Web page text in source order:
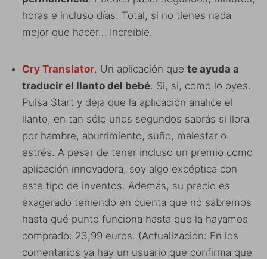
horas e incluso días. Total, si no tienes nada
mejor que hacer… Increible.
Cry Translator. Un aplicación que te ayuda a
traducir el llanto del bebé. Si, si, como lo oyes.
Pulsa Start y deja que la aplicación analice el
llanto, en tan sólo unos segundos sabrás si llora
por hambre, aburrimiento, suño, malestar o
estrés. A pesar de tener incluso un premio como
aplicación innovadora, soy algo excéptica con
este tipo de inventos. Además, su precio es
exagerado teniendo en cuenta que no sabremos
hasta qué punto funciona hasta que la hayamos
comprado: 23,99 euros. (Actualización: En los
comentarios ya hay un usuario que confirma que